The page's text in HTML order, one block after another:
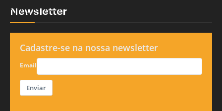
Newsletter
Cadastre-se na nossa newsletter
Email
Enviar